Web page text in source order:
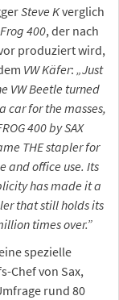
Steve Kverglich
Frog 400, der nach
produziert wird,
VW Käfer: „Just
VW Beetle turned
car for the masses,
400 by SAX
THE stapler for
and office use. Its
has made it a
that still holds its
times over.”
spezielle
Chef von Sax,
rund 80